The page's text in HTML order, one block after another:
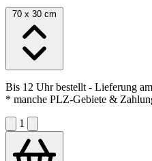
70 x 30 cm
Bis 12 Uhr bestellt- Lieferung
* manche PLZ-Gebiete &
1